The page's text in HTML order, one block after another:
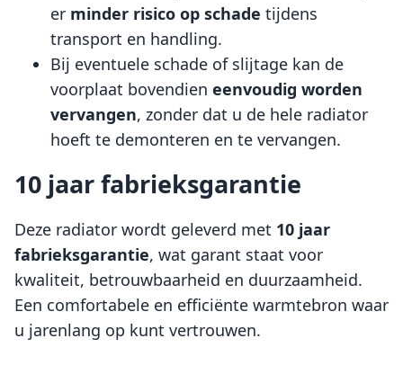
er minder risico op schade tijdens
transport en handling.
Bij eventuele schade of slijtage kan de
voorplaat bovendien eenvoudig worden
vervangen, zonder dat u de hele radiator
hoeft te demonteren en te vervangen.
10 jaar fabrieksgarantie
Deze radiator wordt geleverd met 10 jaar
fabrieksgarantie, wat garant staat voor
kwaliteit, betrouwbaarheid en duurzaamheid.
Een comfortabele en efficiënte warmtebron waar
u jarenlang op kunt vertrouwen.